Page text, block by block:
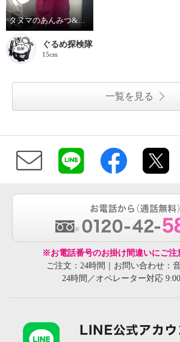
タヌマのあんみつ&水わらびもち
ぐるめ探検隊
15cm
一覧を見る
※お電話番号のお掛け間違いにご注
ご注文：24時間｜お問い合わせ：
24時間／オペレーター対応